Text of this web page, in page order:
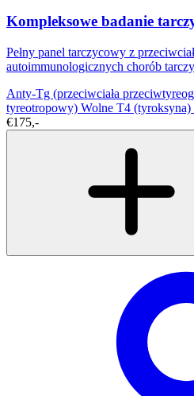
Kompleksowe badanie
Pełny panel tarczycowy z
autoimmunologicznych chorób
Anty-Tg (przeciwciała
tyreotropowy) Wolne T4 (tyroksyna)
€175,-